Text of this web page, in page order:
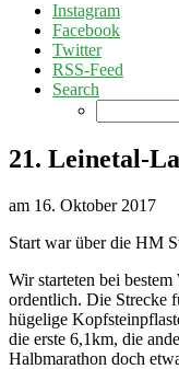
Instagram
Facebook
Twitter
RSS-Feed
Search
nach:
21. Leinetal-
am 16. Oktober 2017
Start war über die HM
Wir starteten bei
ordentlich. Die Strecke
hügelige
die erste 6,1km, die
Halbmarathon doch